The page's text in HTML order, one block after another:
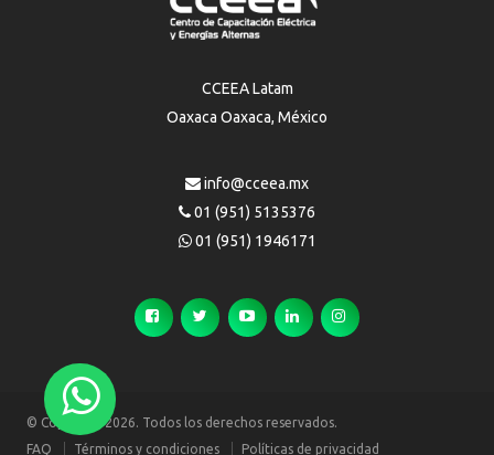
CCEEA Latam
Oaxaca Oaxaca, México
info@cceea.mx
01 (951) 5135376
01 (951) 1946171
© Copyright 2026. Todos los derechos reservados.
FAQ
Términos y condiciones Políticas de privacidad